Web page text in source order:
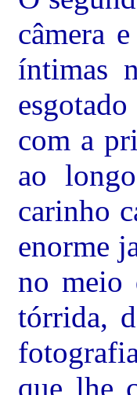
câmera
íntimas
com a
ao
carinho
enorme
no meio
tórrida,
que lhe